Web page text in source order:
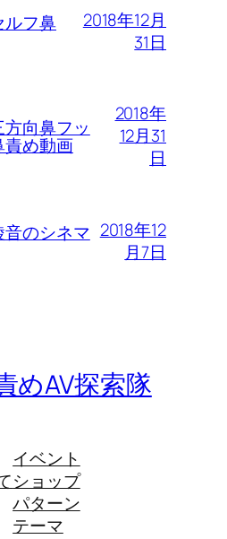
ルフ鼻
2018年12月
31日
向鼻フッ
責め動画
2018年
12月31
日
のシネマ 2018年12
月7日
めAV探索隊
イベント
ショップ
パターン
テーマ